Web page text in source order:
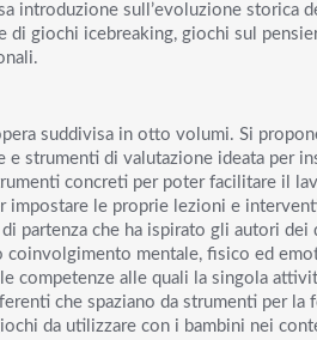
à
introduzione sull’evoluzione storica
giochi icebreaking, giochi sul
suddivisa in otto volumi. Si
e strumenti di valutazione ideata per
concreti per poter facilitare il
le proprie lezioni e
partenza che ha ispirato gli autori
mentale, fisico ed
competenze alle quali la singola
che spaziano da strumenti per la
da utilizzare con i bambini nei